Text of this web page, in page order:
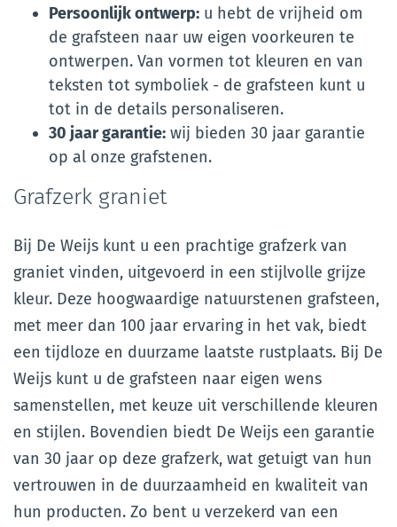
Persoonlijk ontwerp: u hebt de vrijheid om
de grafsteen naar uw eigen voorkeuren te
ontwerpen. Van vormen tot kleuren en van
teksten tot symboliek - de grafsteen kunt u
tot in de details personaliseren.
30 jaar garantie: wij bieden 30 jaar garantie
op al onze grafstenen.
Grafzerk graniet
Bij De Weijs kunt u een prachtige grafzerk van
graniet vinden, uitgevoerd in een stijlvolle grijze
kleur. Deze hoogwaardige natuurstenen grafsteen,
met meer dan 100 jaar ervaring in het vak, biedt
een tijdloze en duurzame laatste rustplaats. Bij De
Weijs kunt u de grafsteen naar eigen wens
samenstellen, met keuze uit verschillende kleuren
en stijlen. Bovendien biedt De Weijs een garantie
van 30 jaar op deze grafzerk, wat getuigt van hun
vertrouwen in de duurzaamheid en kwaliteit van
hun producten. Zo bent u verzekerd van een